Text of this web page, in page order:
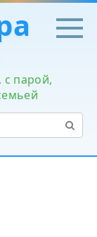
с парой,